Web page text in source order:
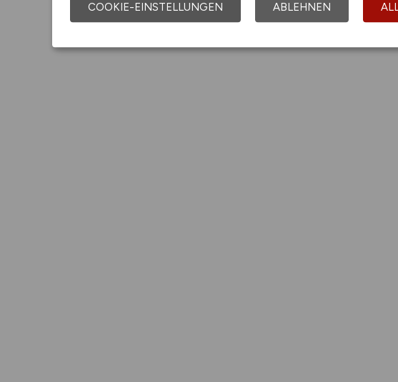
COOKIE-EINSTELLUNGEN ABLEHNEN